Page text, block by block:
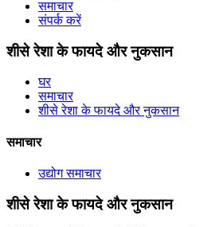
समाचार
संपर्क करें
शीसे रेशा के फायदे और नुकसान
घर
समाचार
शीसे रेशा के फायदे और नुकसान
समाचार
उद्योग समाचार
शीसे रेशा के फायदे और नुकसान